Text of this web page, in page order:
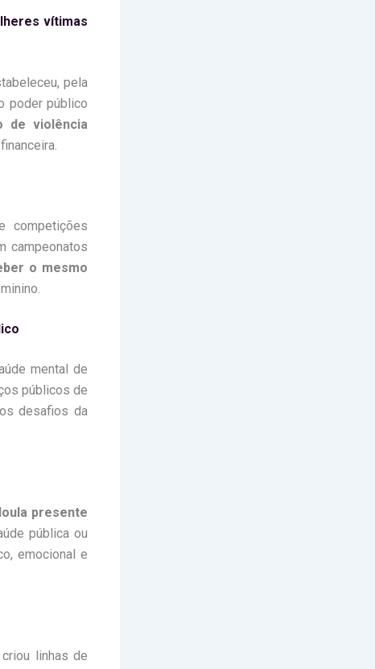
vítimas
pela
poder público
de violência
competições
campeonatos
o mesmo
mental de
públicos de
desafios da
presente
pública ou
emocional e
criou linhas de